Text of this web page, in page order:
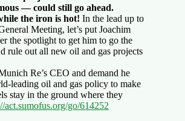
— could still go ahead.
the iron is hot! In the lead up to
Meeting, let’s put ​​Joachim
the spotlight to get him to go the
rule out all new oil and gas projects
Re’s CEO and demand he
leading oil and gas policy to make
stay in the ground where they
act.sumofus.org/go/614252